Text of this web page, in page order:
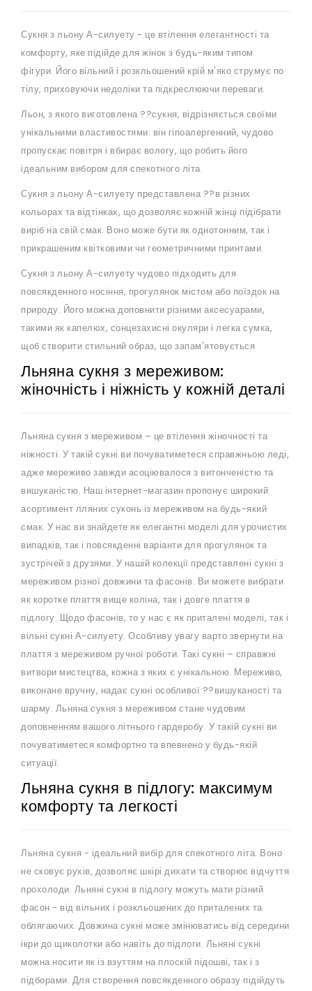
Сукня з льону А-силуету - це втілення елегантності та
комфорту, яке підійде для жінок з будь-яким типом
фігури. Його вільний і розкльошений крій м'яко струмує по
тілу, приховуючи недоліки та підкреслюючи переваги.
Льон, з якого виготовлена ??сукня, відрізняється своїми
унікальними властивостями: він гіпоалергенний, чудово
пропускає повітря і вбирає вологу, що робить його
ідеальним вибором для спекотного літа.
Сукня з льону А-силуету представлена ??в різних
кольорах та відтінках, що дозволяє кожній жінці підібрати
виріб на свій смак. Воно може бути як однотонним, так і
прикрашеним квітковими чи геометричними принтами.
Сукня з льону А-силуету чудово підходить для
повсякденного носіння, прогулянок містом або поїздок на
природу. Його можна доповнити різними аксесуарами,
такими як капелюх, сонцезахисні окуляри і легка сумка,
щоб створити стильний образ, що запам'ятовується.
Льняна сукня з мереживом:
жіночність і ніжність у кожній деталі
Льняна сукня з мереживом – це втілення жіночності та
ніжності. У такій сукні ви почуватиметеся справжньою леді,
адже мереживо завжди асоціювалося з витонченістю та
вишуканістю. Наш інтернет-магазин пропонує широкий
асортимент лляних суконь із мереживом на будь-який
смак. У нас ви знайдете як елегантні моделі для урочистих
випадків, так і повсякденні варіанти для прогулянок та
зустрічей з друзями. У нашій колекції представлені сукні з
мереживом різної довжини та фасонів. Ви можете вибрати
як коротке плаття вище коліна, так і довге плаття в
підлогу. Щодо фасонів, то у нас є як приталені моделі, так і
вільні сукні А-силуету. Особливу увагу варто звернути на
плаття з мереживом ручної роботи. Такі сукні – справжні
витвори мистецтва, кожна з яких є унікальною. Мереживо,
виконане вручну, надає сукні особливої ??вишуканості та
шарму. Льняна сукня з мереживом стане чудовим
доповненням вашого літнього гардеробу. У такій сукні ви
почуватиметеся комфортно та впевнено у будь-якій
ситуації.
Льняна сукня в підлогу: максимум
комфорту та легкості
Льняна сукня - ідеальний вибір для спекотного літа. Воно
не сковує рухів, дозволяє шкірі дихати та створює відчуття
прохолоди. Льняні сукні в підлогу можуть мати різний
фасон - від вільних і розкльошених до приталених та
облягаючих. Довжина сукні може змінюватись від середини
ікри до щиколотки або навіть до підлоги. Льняні сукні
можна носити як із взуттям на плоскій підошві, так і з
підборами. Для створення повсякденного образу підійдуть